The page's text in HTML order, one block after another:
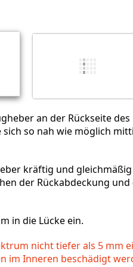
an der Rückseite
sich so nah wie möglich
kräftig und
der Rückabdeckung und
in die Lücke ein.
nicht tiefer als 5 mm
im Inneren beschädigt